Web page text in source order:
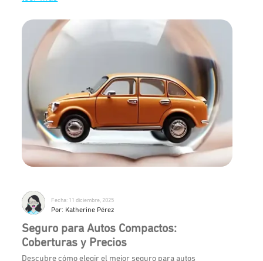
Fecha: 11 diciembre, 2025
Por: Katherine Pérez
Seguro para Autos Compactos:
Coberturas y Precios
Descubre cómo elegir el mejor seguro para autos